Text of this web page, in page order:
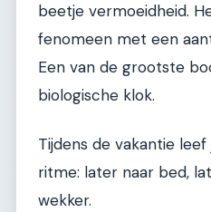
beetje vermoeidheid.
fenomeen met een
Een van de grootste
biologische klok.
Tijdens de vakantie
ritme: later naar bed,
wekker.